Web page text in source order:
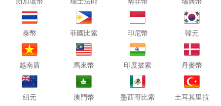
泰幣 菲國比索 印尼幣 韓元
越南盾 馬來幣 印度披索 丹麥幣
紐元 澳門幣 墨西哥比索 土耳其里拉